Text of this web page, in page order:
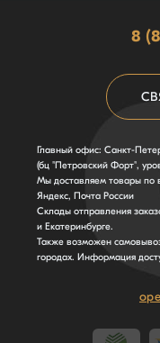
8
Главный офис: Санкт-
(бц "Петровский Форт",
Мы доставляем товары по
Яндекс, Почта России
Склады отправления
и Екатеринбурге.
Также возможен
городах. Информация